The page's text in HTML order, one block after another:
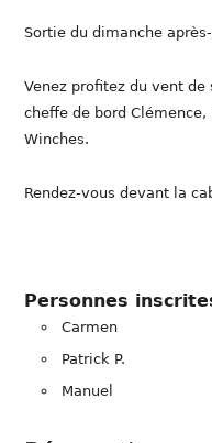
Sortie du dimanche
Venez profitez du vent
cheffe de bord
Winches.
Rendez-vous devant la
Personnes
Carmen
Patrick P.
Manuel